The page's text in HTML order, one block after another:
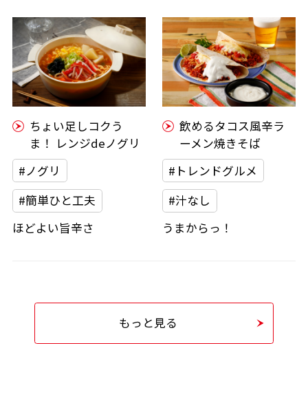
ちょい足しコクう
ま！ レンジdeノグリ
#ノグリ
#簡単ひと工夫
ほどよい旨辛さ
飲めるタコス風辛ラ
ーメン焼きそば
#トレンドグルメ
#汁なし
うまからっ！
もっと見る